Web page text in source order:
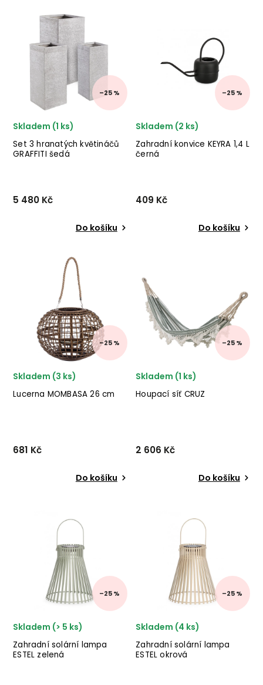
výrobce stylového
nábytku BIZZOTTO
v provedení černě
práškované oceli. ✅ krásný
nábytek ✅ kvalitní materiály
✅ nejnižší cena ✅...
provedení v zelenošedé
barvě. ✅ krásný nábytek
✅ kvalitní materiály
✅ nejnižší cena...
–25 %
Set 3 hranatých květináčů
GRAFFITI šedá
Skladem (1 ks)
5 480 Kč
Do košíku
stylového
nábytku BIZZOTTO ze
směsi skleněného vlákna a
jílu v šedé barvě. ✅ krásný
nábytek ✅ kvalitní materiály
✅...
–25 %
Zahradní konvice KEYRA 1,4 L
černá
Skladem (2 ks)
409 Kč
Do košíku
epoxidové práškové oceli v
černém provedení.
✅ krásný nábytek ✅ kvalitní
materiály...
–25 %
Lucerna MOMBASA 26 cm
Skladem (3 ks)
681 Kč
Do košíku
kombinaci ratanu, juty a
✅ kvalitní materiály
✅ nejnižší cena ✅ 30ti denní
v...
–25 %
Houpací síť CRUZ
Skladem (1 ks)
2 606 Kč
Do košíku
vaši zahradu či domov.
✅ krásný nábytek ✅ kvalitní
materiály ✅ nejnižší cena
✅ 30ti denní vrác...
–25 %
Zahradní solární lampa
ESTEL zelená
Skladem (> 5 ks)
–25 %
Zahradní solární lampa
ESTEL okrová
Skladem (4 ks)